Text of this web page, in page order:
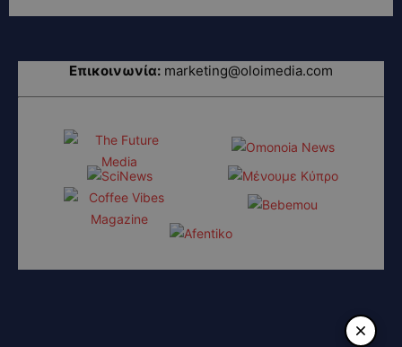
Επικοινωνία: marketing@oloimedia.com